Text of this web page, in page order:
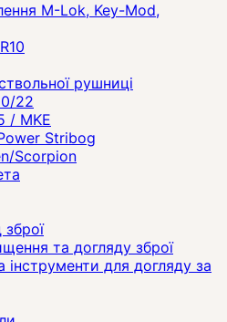
M-Lok, Key-Mod,
рушниці
22
/ MKE
Stribog
Scorpion
та догляду зброї
інструменти для догляду за